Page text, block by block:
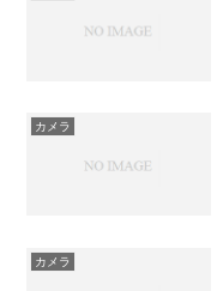
カメラ
カメラ